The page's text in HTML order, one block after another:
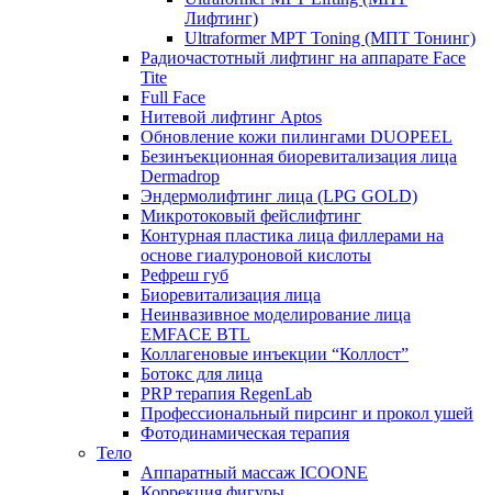
Лифтинг)
Ultraformer MPT Toning (МПТ Тонинг)
Радиочастотный лифтинг на аппарате Face
Tite
Full Face
Нитевой лифтинг Aptos
Обновление кожи пилингами DUOPEEL
Безинъекционная биоревитализация лица
Dermadrop
Эндермолифтинг лица (LPG GOLD)
Микротоковый фейслифтинг
Контурная пластика лица филлерами на
основе гиалуроновой кислоты
Рефреш губ
Биоревитализация лица
Неинвазивное моделирование лица
EMFACE BTL
Коллагеновые инъекции “Коллост”
Ботокс для лица
PRP терапия RegenLab
Профессиональный пирсинг и прокол ушей
Фотодинамическая терапия
Тело
Аппаратный массаж ICOONE